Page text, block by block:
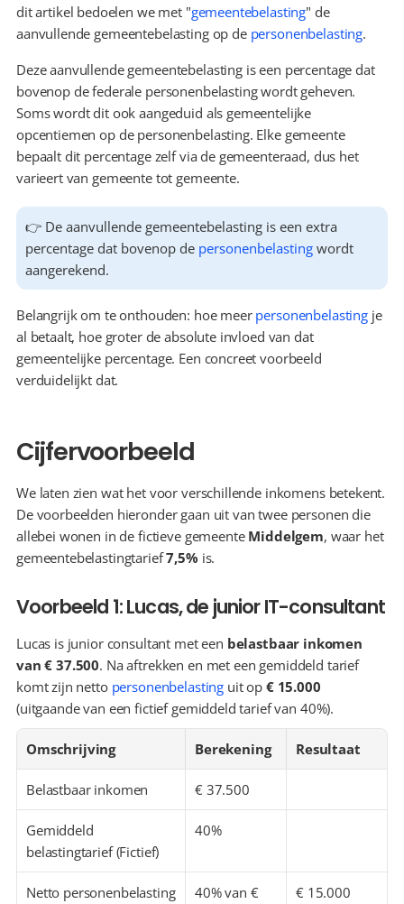
dit artikel bedoelen we met "gemeentebelasting" de
aanvullende gemeentebelasting op de personenbelasting.
Deze aanvullende gemeentebelasting is een percentage dat
bovenop de federale personenbelasting wordt geheven.
Soms wordt dit ook aangeduid als gemeentelijke
opcentiemen op de personenbelasting. Elke gemeente
bepaalt dit percentage zelf via de gemeenteraad, dus het
varieert van gemeente tot gemeente.
👉 De aanvullende gemeentebelasting is een extra
percentage dat bovenop de personenbelasting wordt
aangerekend.
Belangrijk om te onthouden: hoe meer personenbelasting je
al betaalt, hoe groter de absolute invloed van dat
gemeentelijke percentage. Een concreet voorbeeld
verduidelijkt dat.
Cijfervoorbeeld
We laten zien wat het voor verschillende inkomens betekent.
De voorbeelden hieronder gaan uit van twee personen die
allebei wonen in de fictieve gemeente Middelgem, waar het
gemeentebelastingtarief 7,5% is.
Voorbeeld 1: Lucas, de junior IT-consultant
Lucas is junior consultant met een belastbaar inkomen
van € 37.500. Na aftrekken en met een gemiddeld tarief
komt zijn netto personenbelasting uit op € 15.000
(uitgaande van een fictief gemiddeld tarief van 40%).
Omschrijving Berekening Resultaat
Belastbaar inkomen € 37.500
Gemiddeld
belastingtarief (Fictief)
40%
Netto personenbelasting 40% van € € 15.000